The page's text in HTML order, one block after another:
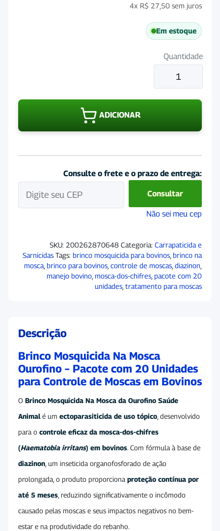
4x R$ 27,50 sem juros
Em estoque
Quantidade
Brinco
Mosquicida
Na
ADICIONAR
Consulte o frete e o prazo de entrega:
Consultar
Não sei meu cep
SKU: 200262870648 Categoria: Carrapaticida e
Sarnicidas Tags: brinco mosquicida para bovinos brinco na
mosca brinco para bovinos controle de moscas diazinon
manejo bovino mosca-dos-chifres pacote com 20
unidades tratamento para moscas
Descrição
Brinco Mosquicida Na Mosca
Ourofino – Pacote com 20 Unidades
para Controle de Moscas em Bovinos
O Brinco Mosquicida Na Mosca da Ourofino Saúde
Animalé um ectoparasiticida de uso tópico , desenvolvido
para o controle eficaz da mosca-dos-chifres
(Haematobia irritans) em bovinos. Com fórmula à base de
diazinon , um inseticida organofosforado de ação
prolongada, o produto proporciona proteção contínua por
até 5 meses , reduzindo significativamente o incômodo
causado pelas moscas e seus impactos negativos no bem-
estar e na produtividade do rebanho.